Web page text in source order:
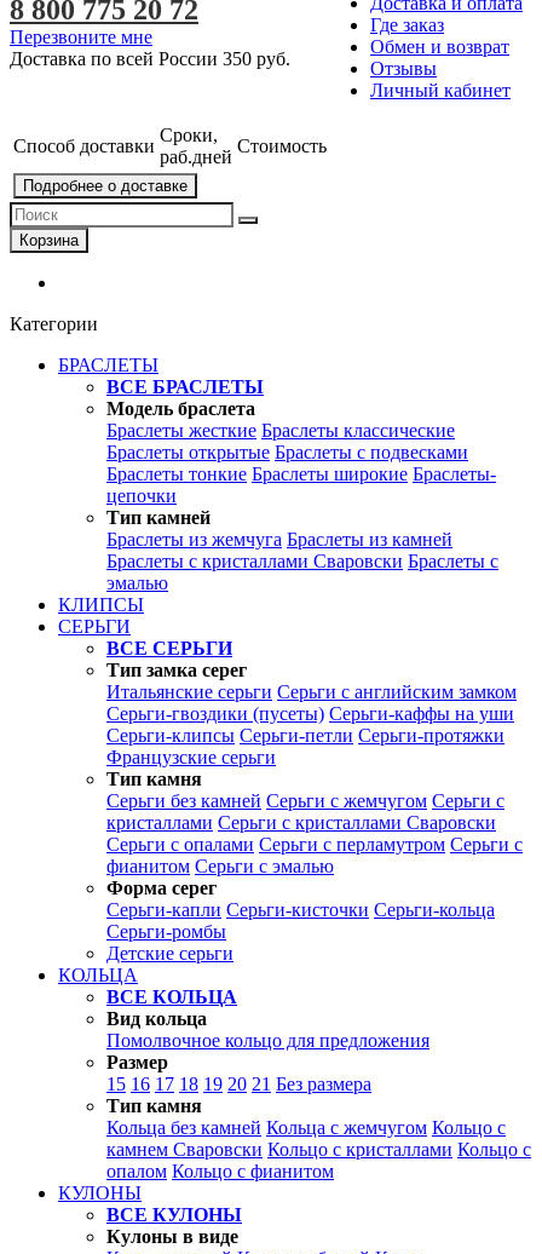
Где заказ
Обмен и возврат
Отзывы
Личный кабинет
8 800 775 20 72
Перезвоните мне
Доставка по всей России 350 руб.
Способ доставки
Сроки,
раб.дней
Стоимость
Подробнее о доставке
Корзина
Категории
БРАСЛЕТЫ
ВСЕ БРАСЛЕТЫ
Модель браслета
Браслеты жесткие Браслеты классические
Браслеты открытые Браслеты с подвесками
Браслеты тонкие Браслеты широкие Браслеты-
цепочки
Тип камней
Браслеты из жемчуга Браслеты из камней
Браслеты с кристаллами Сваровски Браслеты с
эмалью
КЛИПСЫ
СЕРЬГИ
ВСЕ СЕРЬГИ
Тип замка серег
Итальянские серьги Серьги с английским замком
Серьги-гвоздики (пусеты) Серьги-каффы на уши
Серьги-клипсы Серьги-петли Серьги-протяжки
Французские серьги
Тип камня
Серьги без камней Серьги с жемчугом Серьги с
кристаллами Серьги с кристаллами Сваровски
Серьги с опалами Серьги с перламутром Серьги с
фианитом Серьги с эмалью
Форма серег
Серьги-капли Серьги-кисточки Серьги-кольца
Серьги-ромбы
Детские серьги
КОЛЬЦА
ВСЕ КОЛЬЦА
Вид кольца
Помолвочное кольцо для предложения
Размер
15 16 17 18 19 20 21 Без размера
Тип камня
Кольца без камней Кольца с жемчугом Кольцо с
камнем Сваровски Кольцо с кристаллами Кольцо с
опалом Кольцо с фианитом
КУЛОНЫ
ВСЕ КУЛОНЫ
Кулоны в виде